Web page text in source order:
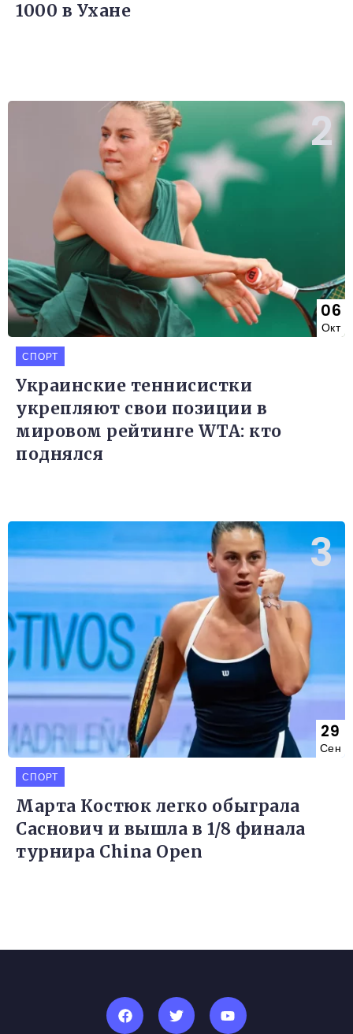
1000 в Ухане
06
Окт
СПОРТ
Украинские теннисистки
укрепляют свои позиции в
мировом рейтинге WTA: кто
поднялся
29
Сен
СПОРТ
Марта Костюк легко обыграла
Саснович и вышла в 1/8 финала
турнира China Open